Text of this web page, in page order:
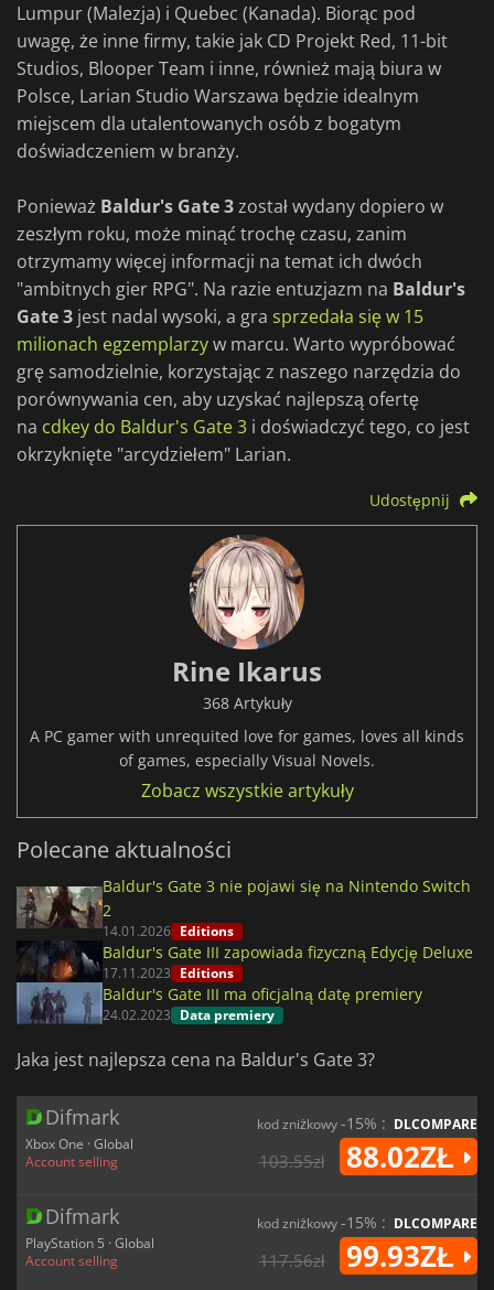
Lumpur (Malezja) i Quebec (Kanada). Biorąc pod
uwagę, że inne firmy, takie jak CD Projekt Red, 11-bit
Studios, Blooper Team i inne, również mają biura w
Polsce, Larian Studio Warszawa będzie idealnym
miejscem dla utalentowanych osób z bogatym
doświadczeniem w branży.
Ponieważ Baldur's Gate 3został wydany dopiero w
zeszłym roku, może minąć trochę czasu, zanim
otrzymamy więcej informacji na temat ich dwóch
"ambitnych gier RPG". Na razie entuzjazm na Baldur's
Gate 3 jest nadal wysoki, a gra sprzedała się w 15
milionach egzemplarzyw marcu. Warto wypróbować
grę samodzielnie, korzystając z naszego narzędzia do
porównywania cen, aby uzyskać najlepszą ofertę
na cdkey do Baldur's Gate 3 i doświadczyć tego, co jest
okrzyknięte "arcydziełem" Larian.
Udostępnij
Rine Ikarus
368 Artykuły
A PC gamer with unrequited love for games, loves all kinds
of games, especially Visual Novels.
Zobacz wszystkie artykuły
Polecane aktualności
Baldur's Gate 3 nie pojawi się na Nintendo Switch
2
14.01.2026 Editions
Baldur's Gate III zapowiada fizyczną Edycję Deluxe
17.11.2023 Editions
Baldur's Gate III ma oficjalną datę premiery
24.02.2023 Data premiery
Jaka jest najlepsza cena na Baldur's Gate 3?
Difmark
Xbox One · Global
Account selling
kod zniżkowy-15% : DLCOMPARE
103.55zł 88.02ZŁ
Difmark
PlayStation 5 · Global
Account selling
kod zniżkowy-15% : DLCOMPARE
117.56zł 99.93ZŁ